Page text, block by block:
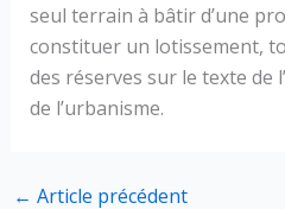
seul terrain à bâtir d’une
constituer un lotissement,
des réserves sur le texte de
de l’urbanisme.
← Article précédent